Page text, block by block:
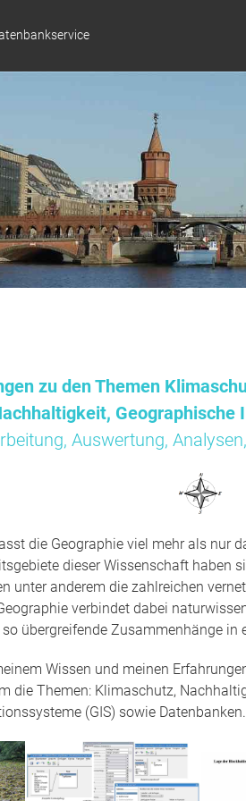
zu den Themen
Geographische
Auswertung,
die Geographie viel mehr als nur
dieser Wissenschaft haben
unter anderem die zahlreichen
verbindet dabei
übergreifende Zusammenhänge in
Wissen und meinen
die Themen: Klimaschutz,
(GIS) sowie Datenbanken.